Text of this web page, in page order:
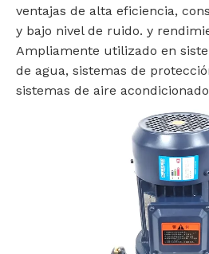
ventajas de alta eficiencia,
y bajo nivel de ruido. y
Ampliamente utilizado en
de agua, sistemas de
sistemas de aire